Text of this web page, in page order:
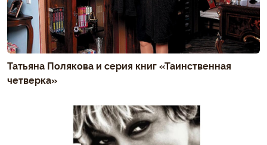
Татьяна Полякова и серия книг «Таинственная
четверка»